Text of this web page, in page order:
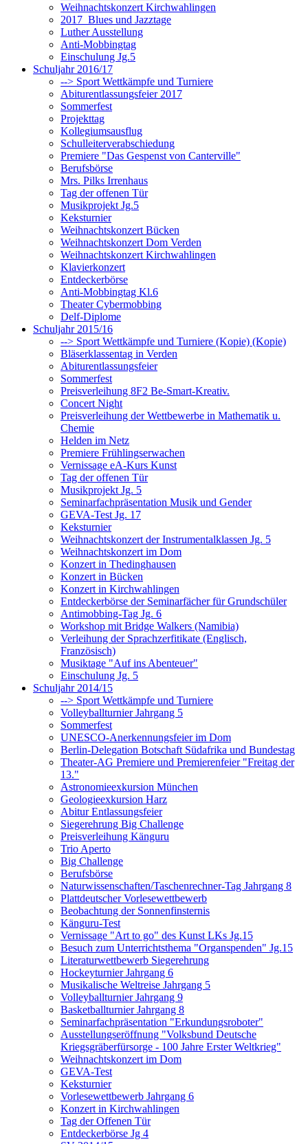
Weihnachtskonzert Kirchwahlingen
2017_Blues und Jazztage
Luther Ausstellung
Anti-Mobbingtag
Einschulung Jg.5
Schuljahr 2016/17
--> Sport Wettkämpfe und Turniere
Abiturentlassungsfeier 2017
Sommerfest
Projekttag
Kollegiumsausflug
Schulleiterverabschiedung
Premiere "Das Gespenst von Canterville"
Berufsbörse
Mrs. Pilks Irrenhaus
Tag der offenen Tür
Musikprojekt Jg.5
Keksturnier
Weihnachtskonzert Bücken
Weihnachtskonzert Dom Verden
Weihnachtskonzert Kirchwahlingen
Klavierkonzert
Entdeckerbörse
Anti-Mobbingtag Kl.6
Theater Cybermobbing
Delf-Diplome
Schuljahr 2015/16
--> Sport Wettkämpfe und Turniere (Kopie) (Kopie)
Bläserklassentag in Verden
Abiturentlassungsfeier
Sommerfest
Preisverleihung 8F2 Be-Smart-Kreativ.
Concert Night
Preisverleihung der Wettbewerbe in Mathematik u.
Chemie
Helden im Netz
Premiere Frühlingserwachen
Vernissage eA-Kurs Kunst
Tag der offenen Tür
Musikprojekt Jg. 5
Seminarfachpräsentation Musik und Gender
GEVA-Test Jg. 17
Keksturnier
Weihnachtskonzert der Instrumentalklassen Jg. 5
Weihnachtskonzert im Dom
Konzert in Thedinghausen
Konzert in Bücken
Konzert in Kirchwahlingen
Entdeckerbörse der Seminarfächer für Grundschüler
Antimobbing-Tag Jg. 6
Workshop mit Bridge Walkers (Namibia)
Verleihung der Sprachzerfitikate (Englisch,
Französisch)
Musiktage "Auf ins Abenteuer"
Einschulung Jg. 5
Schuljahr 2014/15
--> Sport Wettkämpfe und Turniere
Volleyballturnier Jahrgang 5
Sommerfest
UNESCO-Anerkennungsfeier im Dom
Berlin-Delegation Botschaft Südafrika und Bundestag
Theater-AG Premiere und Premierenfeier "Freitag der
13."
Astronomieexkursion München
Geologieexkursion Harz
Abitur Entlassungsfeier
Siegerehrung Big Challenge
Preisverleihung Känguru
Trio Aperto
Big Challenge
Berufsbörse
Naturwissenschaften/Taschenrechner-Tag Jahrgang 8
Plattdeutscher Vorlesewettbewerb
Beobachtung der Sonnenfinsternis
Känguru-Test
Vernissage "Art to go" des Kunst LKs Jg.15
Besuch zum Unterrichtsthema "Organspenden" Jg.15
Literaturwettbewerb Siegerehrung
Hockeyturnier Jahrgang 6
Musikalische Weltreise Jahrgang 5
Volleyballturnier Jahrgang 9
Basketballturnier Jahrgang 8
Seminarfachpräsentation "Erkundungsroboter"
Ausstellungseröffnung "Volksbund Deutsche
Kriegsgräberfürsorge - 100 Jahre Erster Weltkrieg"
Weihnachtskonzert im Dom
GEVA-Test
Keksturnier
Vorlesewettbewerb Jahrgang 6
Konzert in Kirchwahlingen
Tag der Offenen Tür
Entdeckerbörse Jg 4